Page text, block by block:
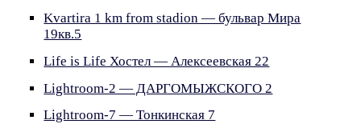
Kvartira 1 km from stadion — бульвар Мира
19кв.5
Life is Life Хостел — Алексеевская 22
Lightroom-2 — ДАРГОМЫЖСКОГО 2
Lightroom-7 — Тонкинская 7